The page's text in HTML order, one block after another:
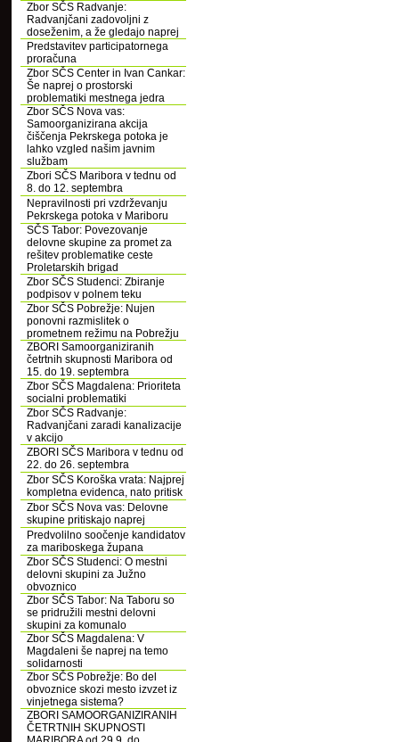
Zbor SČS Radvanje:
Radvanjčani zadovoljni z
doseženim, a že gledajo naprej
Predstavitev participatornega
proračuna
Zbor SČS Center in Ivan Cankar:
Še naprej o prostorski
problematiki mestnega jedra
Zbor SČS Nova vas:
Samoorganizirana akcija
čiščenja Pekrskega potoka je
lahko vzgled našim javnim
službam
Zbori SČS Maribora v tednu od
8. do 12. septembra
Nepravilnosti pri vzdrževanju
Pekrskega potoka v Mariboru
SČS Tabor: Povezovanje
delovne skupine za promet za
rešitev problematike ceste
Proletarskih brigad
Zbor SČS Studenci: Zbiranje
podpisov v polnem teku
Zbor SČS Pobrežje: Nujen
ponovni razmislitek o
prometnem režimu na Pobrežju
ZBORI Samoorganiziranih
četrtnih skupnosti Maribora od
15. do 19. septembra
Zbor SČS Magdalena: Prioriteta
socialni problematiki
Zbor SČS Radvanje:
Radvanjčani zaradi kanalizacije
v akcijo
ZBORI SČS Maribora v tednu od
22. do 26. septembra
Zbor SČS Koroška vrata: Najprej
kompletna evidenca, nato pritisk
Zbor SČS Nova vas: Delovne
skupine pritiskajo naprej
Predvolilno soočenje kandidatov
za mariboskega župana
Zbor SČS Studenci: O mestni
delovni skupini za Južno
obvoznico
Zbor SČS Tabor: Na Taboru so
se pridružili mestni delovni
skupini za komunalo
Zbor SČS Magdalena: V
Magdaleni še naprej na temo
solidarnosti
Zbor SČS Pobrežje: Bo del
obvoznice skozi mesto izvzet iz
vinjetnega sistema?
ZBORI SAMOORGANIZIRANIH
ČETRTNIH SKUPNOSTI